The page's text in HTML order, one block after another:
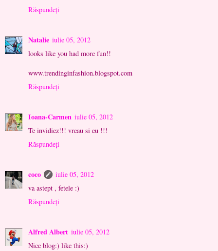
Răspundeți
Natalie iulie 05, 2012
looks like you had more fun!!
www.trendinginfashion.blogspot.com
Răspundeți
Ioana-Carmen iulie 05, 2012
Te invidiez!!! vreau si eu !!!
Răspundeți
coco
iulie 05, 2012
va astept , fetele :)
Răspundeți
Alfred Albert iulie 05, 2012
Nice blog:) like this:)